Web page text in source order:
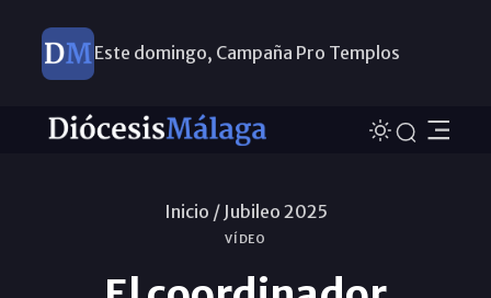
Este domingo, Campaña Pro Templos
Inicio / Jubileo 2025
VÍDEO